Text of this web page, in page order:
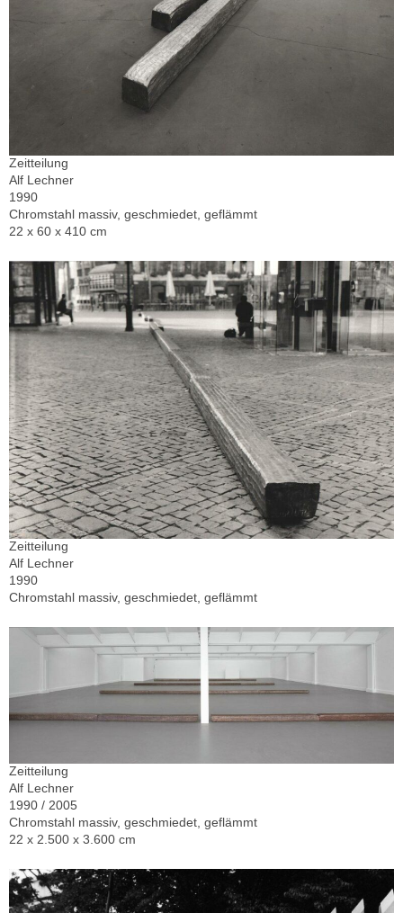
Zeitteilung
Alf Lechner
1990
Chromstahl massiv, geschmiedet, geflämmt
22 x 60 x 410 cm
Zeitteilung
Alf Lechner
1990
Chromstahl massiv, geschmiedet, geflämmt
Zeitteilung
Alf Lechner
1990 / 2005
Chromstahl massiv, geschmiedet, geflämmt
22 x 2.500 x 3.600 cm